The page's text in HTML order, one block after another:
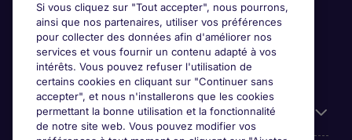
Candidats
Si vous cliquez sur "Tout accepter", nous pourrons,
ainsi que nos partenaires, utiliser vos préférences
pour collecter des données afin d'améliorer nos
services et vous fournir un contenu adapté à vos
intérêts. Vous pouvez refuser l'utilisation de
certains cookies en cliquant sur "Continuer sans
accepter", et nous n'installerons que les cookies
permettant la bonne utilisation et la fonctionnalité
de notre site web. Vous pouvez modifier vos